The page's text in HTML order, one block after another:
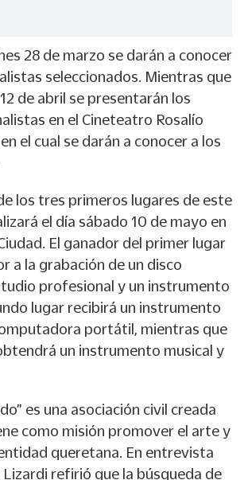
28 de marzo se darán a conocer
seleccionados. Mientras que
de abril se presentarán los
en el Cineteatro Rosalío
el cual se darán a conocer a los
los tres primeros lugares de este
el día sábado 10 de mayo en
El ganador del primer lugar
a la grabación de un disco
profesional y un instrumento
lugar recibirá un instrumento
portátil, mientras que
un instrumento musical y
es una asociación civil creada
como misión promover el arte y
queretana. En entrevista
Lizardi refirió que la búsqueda de